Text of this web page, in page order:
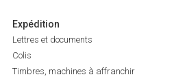
Expédition
Lettres et documents
Colis
Timbres, machines à affranchir